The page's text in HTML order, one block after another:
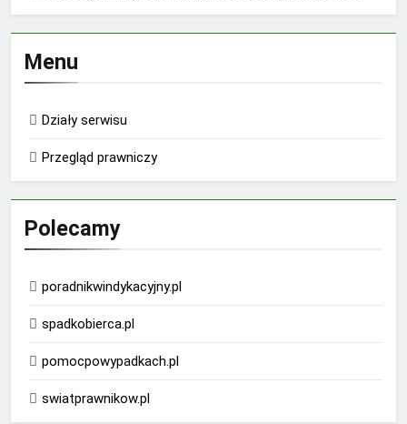
Menu
Działy serwisu
Przegląd prawniczy
Polecamy
poradnikwindykacyjny.pl
spadkobierca.pl
pomocpowypadkach.pl
swiatprawnikow.pl